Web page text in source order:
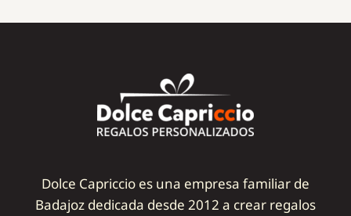
Dolce Capriccio es una empresa familiar de
Badajoz dedicada desde 2012 a crear regalos